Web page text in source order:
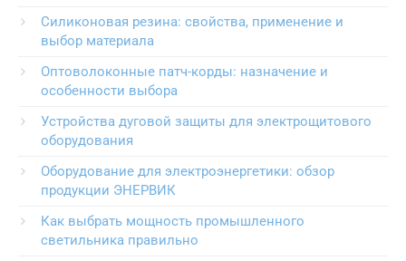
Силиконовая резина: свойства, применение и
выбор материала
Оптоволоконные патч-корды: назначение и
особенности выбора
Устройства дуговой защиты для электрощитового
оборудования
Оборудование для электроэнергетики: обзор
продукции ЭНЕРВИК
Как выбрать мощность промышленного
светильника правильно